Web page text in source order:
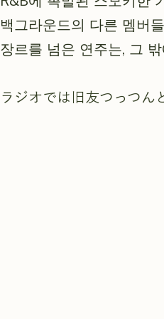
백그라운드의 다른 멤버
장르를 넘은 연주는, 그
ラジオでは旧友つっつ